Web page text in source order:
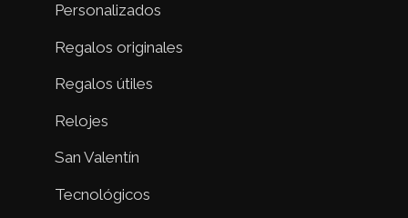
Personalizados
Regalos originales
Regalos útiles
Relojes
San Valentín
Tecnológicos